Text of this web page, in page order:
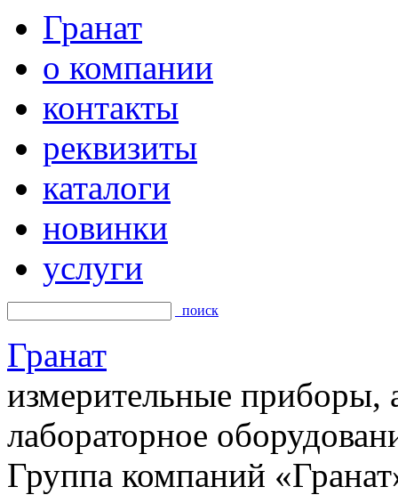
Гранат
о компании
контакты
реквизиты
каталоги
новинки
услуги
поиск
Гранат
измерительные приборы,
лабораторное
Группа компаний